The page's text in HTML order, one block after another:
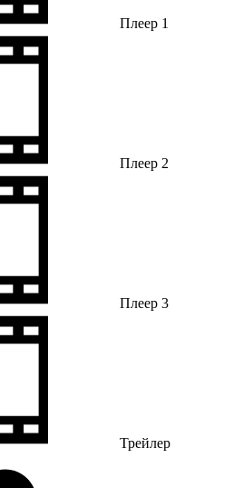
Плеер 1
Плеер 2
Плеер 3
Трейлер